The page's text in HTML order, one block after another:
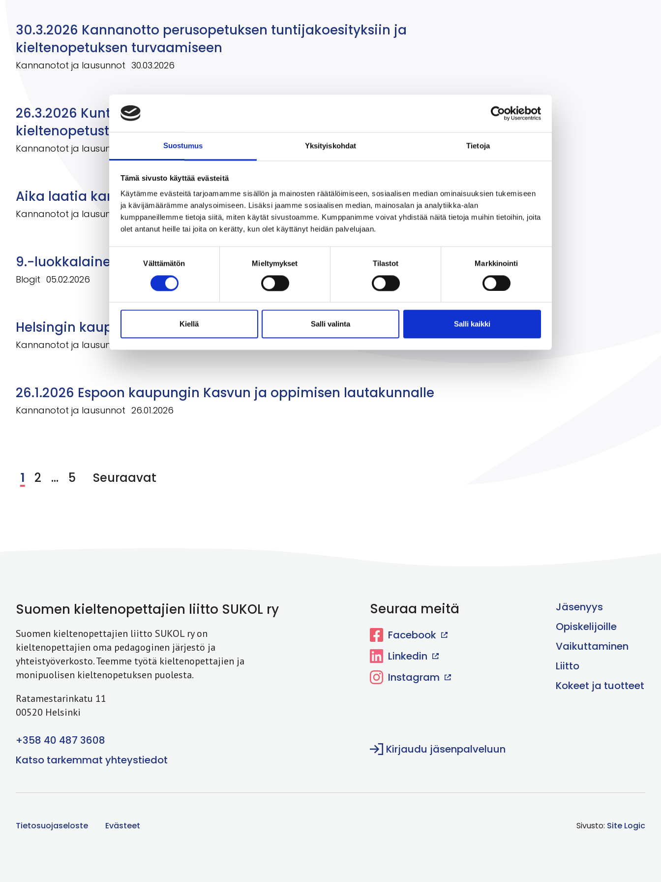
Suostumus Yksityiskohdat Tietoja
Tämä sivusto käyttää evästeitä
Käytämme evästeitä tarjoamamme sisällön ja mainosten räätälöimiseen, sosiaalisen median ominaisuuksien tukemiseen
ja kävijämäärämme analysoimiseen. Lisäksi jaamme sosiaalisen median, mainosalan ja analytiikka-alan
kumppaneillemme tietoja siitä, miten käytät sivustoamme. Kumppanimme voivat yhdistää näitä tietoja muihin tietoihin, joita
olet antanut heille tai joita on kerätty, kun olet käyttänyt heidän palvelujaan.
valinta
Välttämätön Mieltymykset Tilastot Markkinointi
Kiellä Salli valinta Salli kaikki
30.3.2026 Kannanotto perusopetuksen tuntijakoesityksiin ja
kieltenopetuksen turvaamiseen
Kannanotot ja lausunnot 30.03.2026
26.3.2026 Kuntia tulee velvoittaa järjestämään valinnaista
kieltenopetusta monipuolisesti
Kannanotot ja lausunnot 27.03.2026
Aika laatia kansallinen kielistrategia
Kannanotot ja lausunnot 05.02.2026
9.-luokkalainen, ole ylpeä kielipääomastasi
Blogit 05.02.2026
Helsingin kaupungin tuntijakouudistus
Kannanotot ja lausunnot
26.1.2026 Espoon kaupungin Kasvun ja oppimisen lautakunnalle
Kannanotot ja lausunnot 26.01.2026
1 2 … 5 Seuraavat
Suomen kieltenopettajien liitto SUKOL ry
Suomen kieltenopettajien liitto SUKOL ry on
kieltenopettajien oma pedagoginen järjestö ja
yhteistyöverkosto. Teemme työtä kieltenopettajien ja
monipuolisen kieltenopetuksen puolesta.
Ratamestarinkatu 11
00520 Helsinki
+358 40 487 3608
Katso tarkemmat yhteystiedot
Seuraa meitä
Facebook
Linkedin
Instagram
Jäsenyys
Opiskelijoille
Vaikuttaminen
Liitto
Kokeet ja tuotteet
Kirjaudu jäsenpalveluun
Tietosuojaseloste Evästeet Sivusto: Site Logic